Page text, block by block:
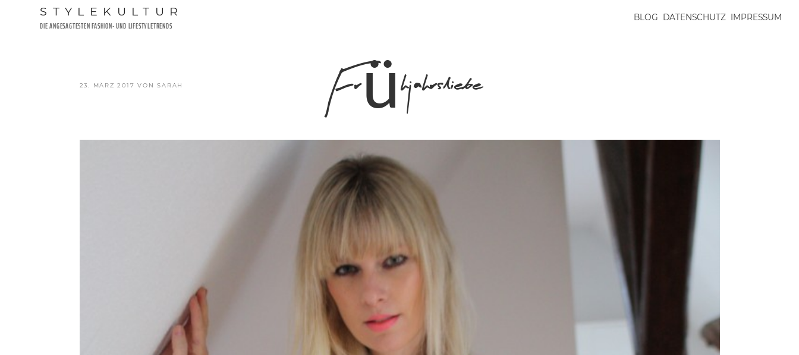
STYLEKULTUR
DIE ANGESAGTESTEN FASHION- UND LIFESTYLETRENDS
BLOG DATENSCHUTZ IMPRESSUM
VERÖFFENTLICHT
23. MÄRZ 2017 VONSARAH Frühjahrsliebe